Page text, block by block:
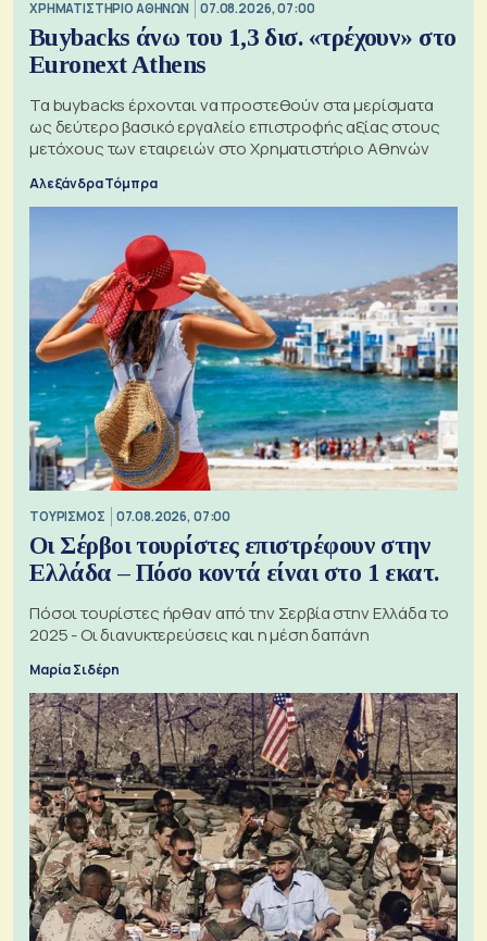
XΡΗΜΑΤΙΣΤΗΡΙΟ ΑΘΗΝΩΝ 07.08.2026, 07:00
Buybacks άνω του 1,3 δισ. «τρέχουν» στο
Euronext Athens
Τα buybacks έρχονται να προστεθούν στα μερίσματα
ως δεύτερο βασικό εργαλείο επιστροφής αξίας στους
μετόχους των εταιρειών στο Χρηματιστήριο Αθηνών
Αλεξάνδρα Τόμπρα
ΤΟΥΡΙΣΜΟΣ 07.08.2026, 07:00
Οι Σέρβοι τουρίστες επιστρέφουν στην
Ελλάδα – Πόσο κοντά είναι στο 1 εκατ.
Πόσοι τουρίστες ήρθαν από την Σερβία στην Ελλάδα το
2025 - Οι διανυκτερεύσεις και η μέση δαπάνη
Μαρία Σιδέρη